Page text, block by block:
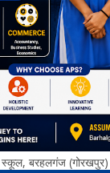
बरहलगंज